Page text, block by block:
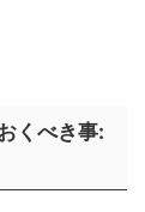
くべき事: